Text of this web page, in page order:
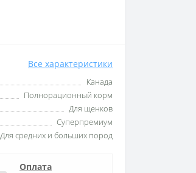
Все характеристики
Канада
Полнорационный корм
Для щенков
Суперпремиум
Для средних и больших пород
Оплата